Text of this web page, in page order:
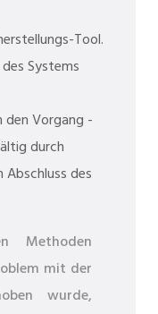
Tool.
Systems
den Vorgang -
durch
des
Methoden
mit der
wurde,